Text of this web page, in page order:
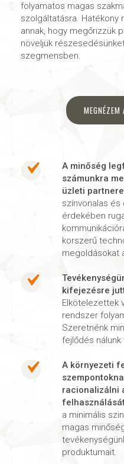
folyamatos magas
szolgáltatásra.
annak, hogy megőrizzük
növeljük
szegmensben.
A minőség
számunkra
üzleti
színvonalas
érdekében
korszerű
megoldásokat
kifejezésre
Elkötelezettek
rendszer
Szeretnénk
fejlődés nálunk
A környezeti
racionalizálni
a minimális
magas
produktumait.